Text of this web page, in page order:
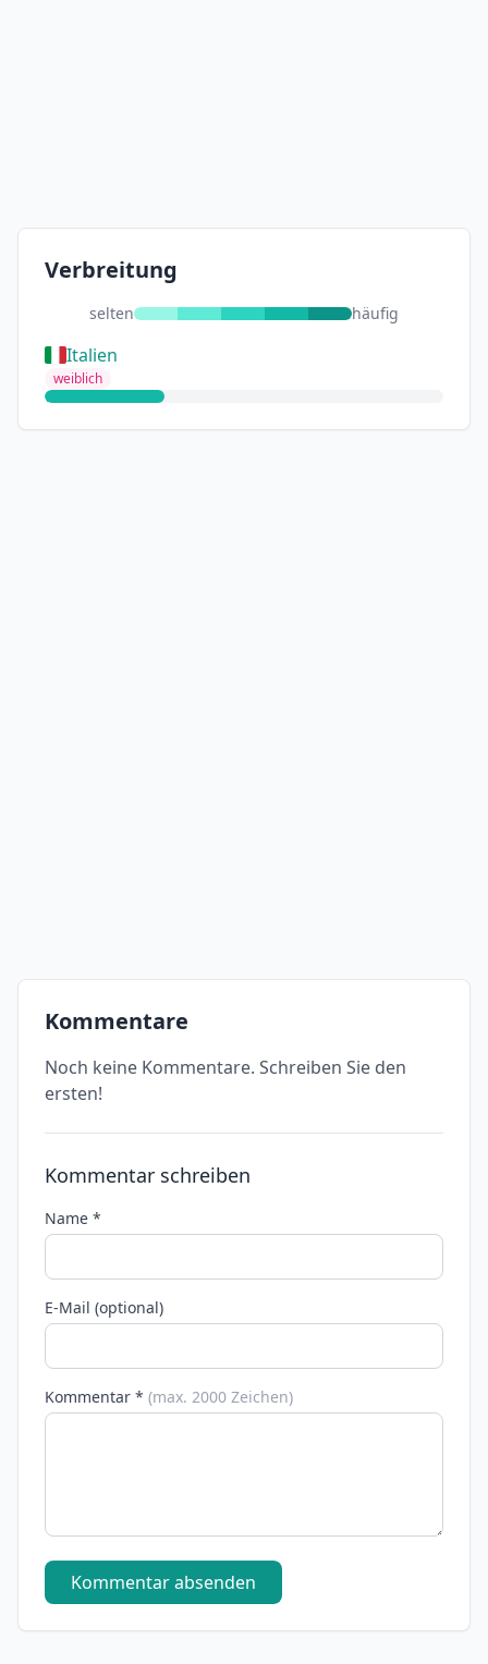
Verbreitung
selten häufig
Italien
weiblich
Kommentare
Noch keine Kommentare. Schreiben Sie den
ersten!
Kommentar schreiben
Name *
E-Mail (optional)
Kommentar * (max. 2000 Zeichen)
Kommentar absenden